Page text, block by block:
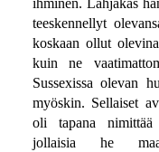
ihminen. Lahjakas
teeskennellyt
koskaan ollut
kuin ne
Sussexissa olevan
myöskin. Sellaiset
oli tapana nimittää
jollaisia he